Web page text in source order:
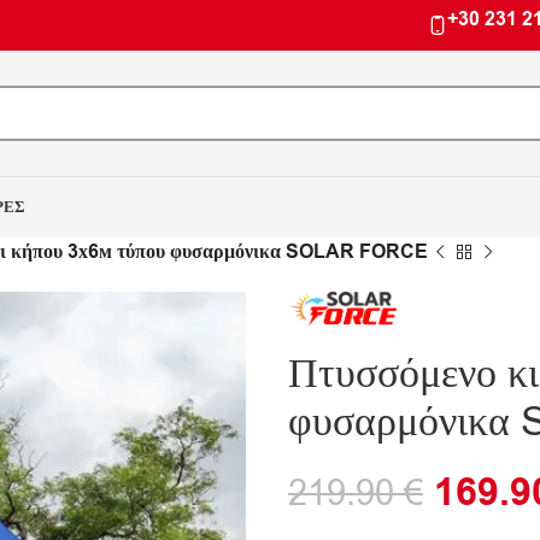
+30 231
κήπου 3х6м τύπου φυσαρμόνικα SOLAR FORCE
Πτυσσόμενο
219.90€